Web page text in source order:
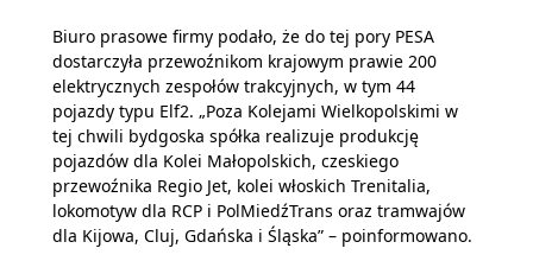
Biuro prasowe firmy podało, że do tej pory PESA
dostarczyła przewoźnikom krajowym prawie 200
elektrycznych zespołów trakcyjnych, w tym 44
pojazdy typu Elf2. „Poza Kolejami Wielkopolskimi w
tej chwili bydgoska spółka realizuje produkcję
pojazdów dla Kolei Małopolskich, czeskiego
przewoźnika Regio Jet, kolei włoskich Trenitalia,
lokomotyw dla RCP i PolMiedźTrans oraz tramwajów
dla Kijowa, Cluj, Gdańska i Śląska” – poinformowano.